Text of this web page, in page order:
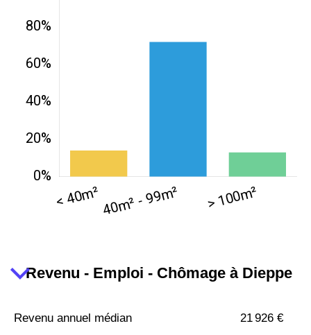
Revenu - Emploi - Chômage à Dieppe
Revenu annuel médian 21 926 €